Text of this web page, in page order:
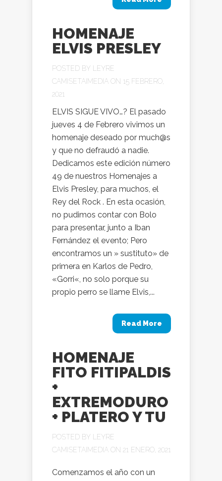
HOMENAJE
ELVIS PRESLEY
POSTED BY
LEYRE
CAMISETAIMEDIA ON 15 FEBRERO,
2021
ELVIS SIGUE VIVO…? El pasado
jueves 4 de Febrero vivimos un
homenaje deseado por much@s
y que no defraudó a nadie.
Dedicamos este edición número
49 de nuestros Homenajes a
Elvis Presley, para muchos, el
Rey del Rock . En esta ocasión,
no pudimos contar con Bolo
para presentar, junto a Iban
Fernández el evento; Pero
encontramos un » sustituto» de
primera en Karlos de Pedro,
«Gorri«, no solo porque su
propio perro se llame Elvis,...
Read More
HOMENAJE
FITO FITIPALDIS
+
EXTREMODURO
+ PLATERO Y TU
POSTED BY
LEYRE
CAMISETAIMEDIA ON 21 ENERO, 2021
Comenzamos el año con un